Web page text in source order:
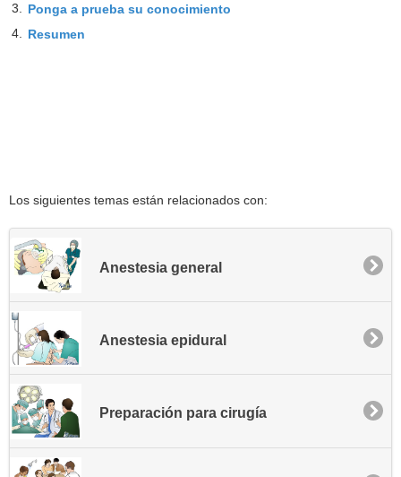
3. Ponga a prueba su conocimiento
4. Resumen
Los siguientes temas están relacionados con:
Anestesia general
Anestesia epidural
Preparación para cirugía